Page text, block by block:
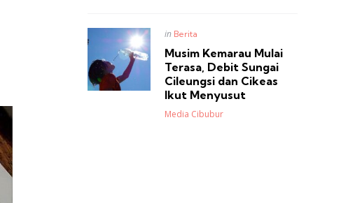
Posted
in Berita
Musim Kemarau Mulai
Terasa, Debit Sungai
Cileungsi dan Cikeas
Ikut Menyusut
Posted
Media Cibubur